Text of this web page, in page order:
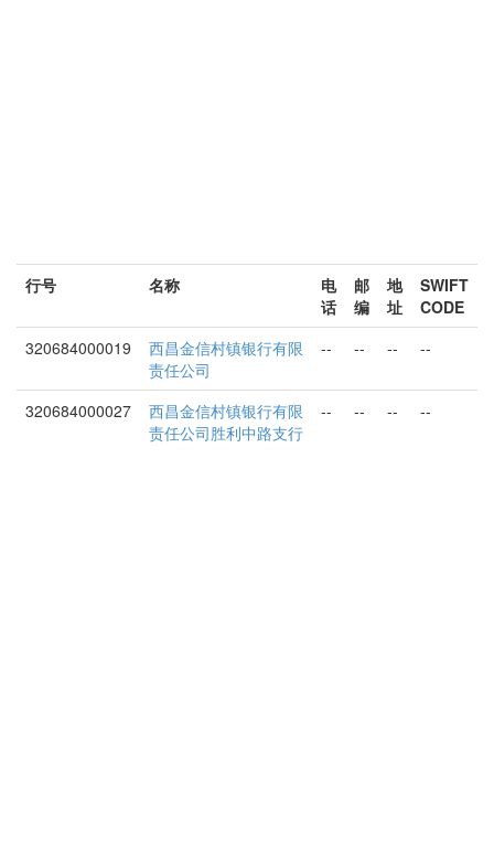
行号 名称
电
话
邮
编
地
址
SWIFT
CODE
320684000019
西昌金信村镇银行有限
责任公司
-- -- -- --
320684000027
西昌金信村镇银行有限
责任公司胜利中路支行
-- -- -- --